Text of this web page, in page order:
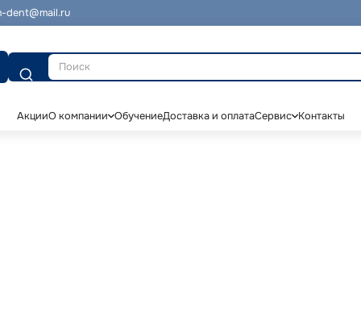
dent@mail.ru
Поиск
АкцииО компании ОбучениеДоставка и оплатаСервис Контакты